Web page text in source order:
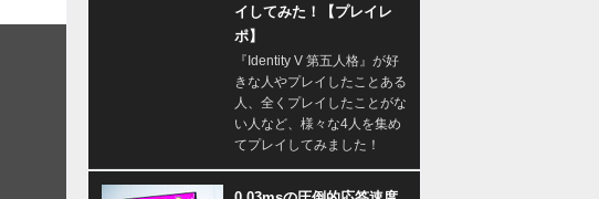
イしてみた！【プレイレ
ポ】
『Identity V 第五人格』が好
きな人やプレイしたことある
人、全くプレイしたことがな
い人など、様々な4人を集め
てプレイしてみました！